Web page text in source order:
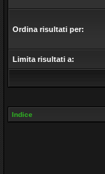
Ordina risultati per:
Limita risultati a:
Indice